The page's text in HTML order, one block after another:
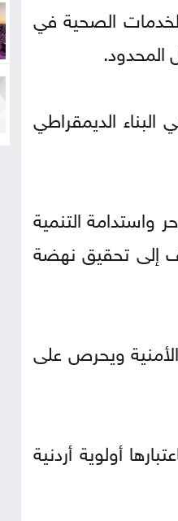
الصحية في
المحدود.
الديمقراطي
واستدامة التنمية
إلى تحقيق نهضة
الأمنية ويحرص على
أولوية أردنية